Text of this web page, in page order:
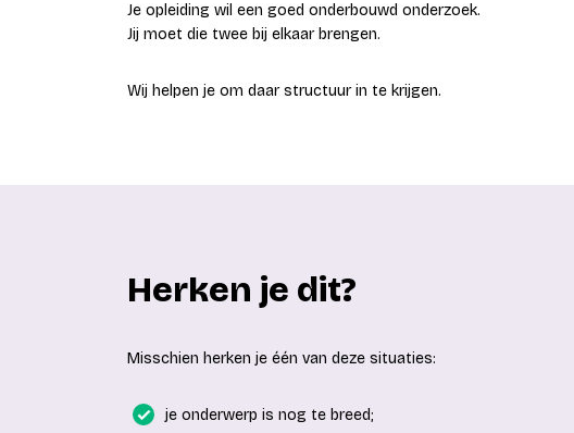
Je opleiding wil een goed onderbouwd onderzoek.
Jij moet die twee bij elkaar brengen.
Wij helpen je om daar structuur in te krijgen.
Herken je dit?
Misschien herken je één van deze situaties:
je onderwerp is nog te breed;